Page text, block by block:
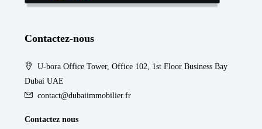
Contactez-nous
U-bora Office Tower, Office 102, 1st Floor Business Bay
Dubai UAE
contact@dubaiimmobilier.fr
Contactez nous